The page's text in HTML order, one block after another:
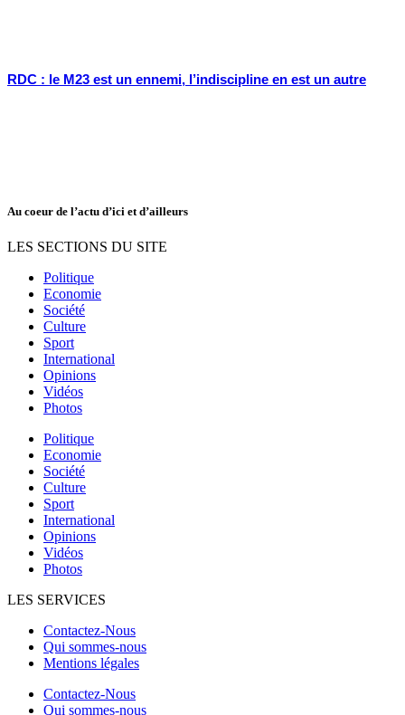
RDC : le M23 est un ennemi, l’indiscipline en est un autre
Au coeur de l’actu d’ici et d’ailleurs
LES SECTIONS DU SITE
Politique
Economie
Société
Culture
Sport
International
Opinions
Vidéos
Photos
Politique
Economie
Société
Culture
Sport
International
Opinions
Vidéos
Photos
LES SERVICES
Contactez-Nous
Qui sommes-nous
Mentions légales
Contactez-Nous
Qui sommes-nous